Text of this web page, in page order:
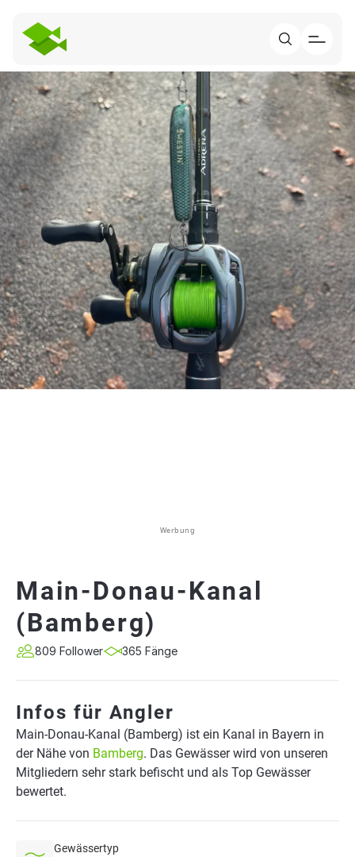
Werbung
Main-Donau-Kanal
(Bamberg)
809 Follower 365 Fänge
Infos für Angler
Main-Donau-Kanal (Bamberg) ist ein Kanal in Bayern in
der Nähe von Bamberg. Das Gewässer wird von unseren
Mitgliedern sehr stark befischt und als Top Gewässer
bewertet.
Gewässertyp